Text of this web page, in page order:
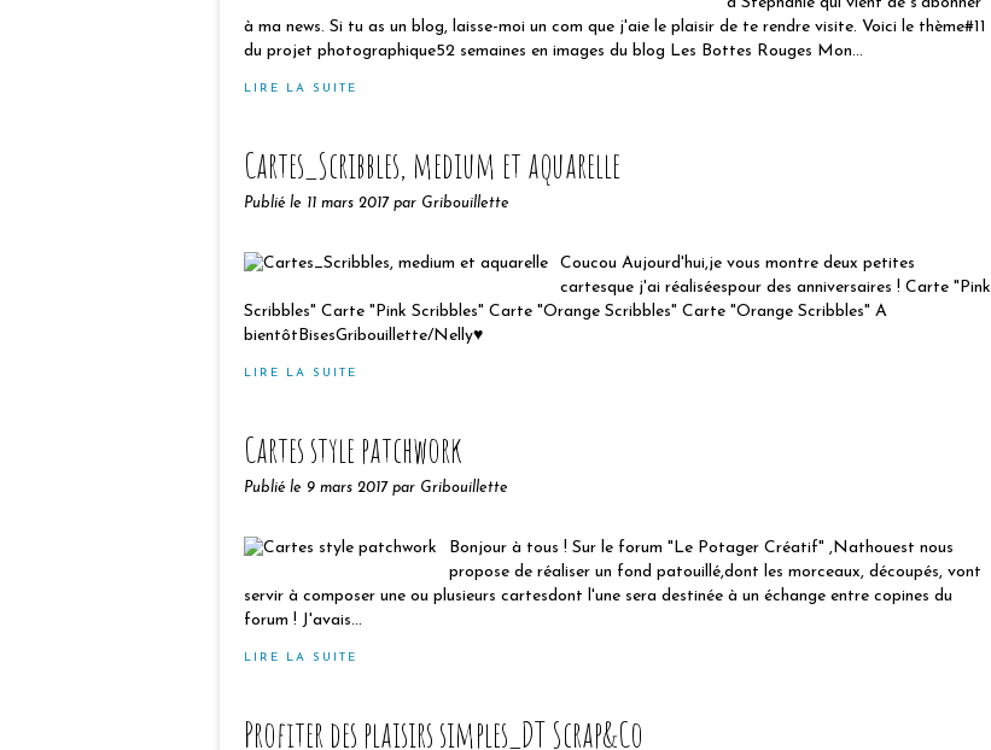
à ma news. Si tu as un blog, laisse-moi un com que j'aie le plaisir de te rendre visite. Voici le thème#11
du projet photographique52 semaines en images du blog Les Bottes Rouges Mon...
LIRE LA SUITE
Cartes_Scribbles, medium et aquarelle
Publié le 11 mars 2017 par Gribouillette
Coucou Aujourd'hui,je vous montre deux petites
cartesque j'ai réaliséespour des anniversaires ! Carte "Pink
Scribbles" Carte "Pink Scribbles" Carte "Orange Scribbles" Carte "Orange Scribbles" A
bientôtBisesGribouillette/Nelly♥
LIRE LA SUITE
Cartes style patchwork
Publié le 9 mars 2017 par Gribouillette
Bonjour à tous ! Sur le forum "Le Potager Créatif" ,Nathouest nous
propose de réaliser un fond patouillé,dont les morceaux, découpés, vont
servir à composer une ou plusieurs cartesdont l'une sera destinée à un échange entre copines du
forum ! J'avais...
LIRE LA SUITE
Profiter des plaisirs simples_DT Scrap&Co